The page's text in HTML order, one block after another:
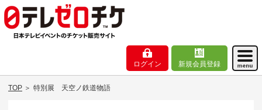
ログイン 新規会員登録
TOP ＞ 特別展 天空ノ鉄道物語